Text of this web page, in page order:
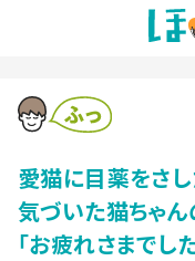
愛猫に目薬をさ
気づいた猫ちゃん
「お疲れさまでし